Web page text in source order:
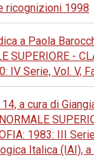
ricognizioni 1998
a Paola
SUPERIORE -
IV Serie, Vol. V,
14, a cura di
1983: III
Italica (IAI),